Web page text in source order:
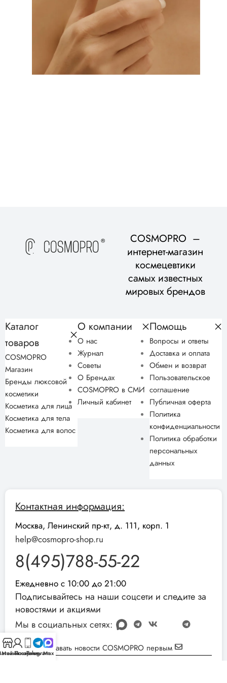
COSMOPRO –
интернет-магазин
космецевтики
самых известных
мировых брендов
Каталог
товаров
COSMOPRO
Магазин
Бренды люксовой
косметики
Косметика для лица
Косметика для тела
Косметика для волос
О компании
О нас
Журнал
Советы
О Брендах
COSMOPRO в СМИ
Личный кабинет
Помощь
Вопросы и ответы
Доставка и оплата
Обмен и возврат
Пользовательское
соглашение
Публичная оферта
Политика
конфиденциальности
Политика обработки
персональных
данных
Контактная информация:
Москва, Ленинский пр-кт, д. 111, корп. 1
help@cosmopro-shop.ru
8(495)788-55-22
Ежедневно с 10:00 до 21:00
Подписывайтесь на наши соцсети и следите за
новостями и акциями
Мы в социальных сетях:
Узнавать новости COSMOPRO первым
Мой аккаунт
Позвонить
Telegram
Max